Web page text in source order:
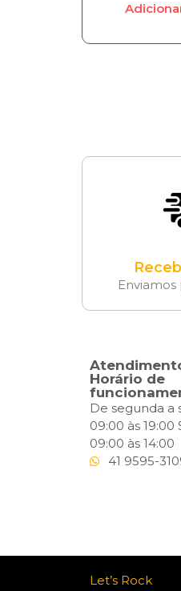
Enviamos
Horário de
De segunda a
09:00 às 19:00
09:00 às 14:00
41 9595-
Let’s Rock